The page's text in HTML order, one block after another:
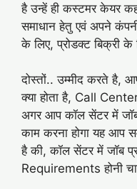
है उन्हें ही कस्टमर केयर
समाधान हेतु एवं अपने
के लिए, प्रोडक्ट बिक्री
दोस्तों.. उम्मीद करते है,
क्या होता है, Call
अगर आप कॉल सेंटर में जॉब
काम करना होगा यह आप
है की, कॉल सेंटर में जॉब
Requirements होनी